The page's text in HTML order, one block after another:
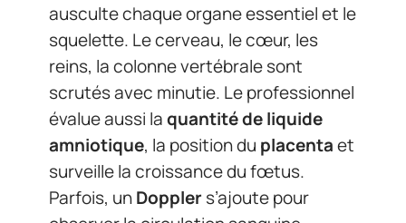
ausculte chaque organe essentiel et le
squelette. Le cerveau, le cœur, les
reins, la colonne vertébrale sont
scrutés avec minutie. Le professionnel
évalue aussi laquantité de liquide
amniotique, la position du placentaet
surveille la croissance du fœtus.
Parfois, unDopplers’ajoute pour